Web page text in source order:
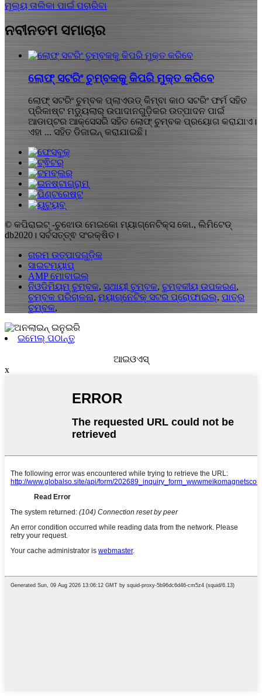
ମୂଲ୍ୟ ତାଲିକା ପାଇଁ ପଚାରିବା
ନବୀନତମ ସମାଚାର
ଲୋଫ୍ ସଟରିଂ ଚୁମ୍ବକକୁ କିପରି ମୁକ୍ତ କରିବେ
ଲୋଫ୍ ସଟରିଂ ଚୁମ୍ବକ ପ୍ଲାଏଉଡ୍ କିମ୍ବା କାଠ ସଟରିଂ ଫର୍ମ ସହିତ
ପ୍ରିକାଷ୍ଟ ମଡ୍ୟୁଲାର୍ ଉପାଦାନଗୁଡ଼ିକର ଉତ୍ପାଦନ ପାଇଁ
ଆଡାପ୍ଟର ଆକ୍ସେସରି ସହିତ ଲୋଫ୍ ଚୁମ୍ବକ ପ୍ରୟୋଗ କରାଯାଏ।
ଏହା ... ସହିତ ଡିଜାଇନ୍ କରାଯାଇଛି।
© କପିରାଇଟ୍ -ଚୁଝୋଉ ମେଇକୋ ମ୍ୟାଗ୍ନେଟିକ୍ସ କୋ., ଲିମିଟେଡ୍
db2020। ସର୍ବସତ୍ତ୍ଵ ସଂରକ୍ଷିତ।
ଗରମ ଉତ୍ପାଦଗୁଡ଼ିକ
ସାଇଟମ୍ୟାପ୍
AMP ମୋବାଇଲ୍
ନିଓଡିମିୟମ୍ ଚୁମ୍ବକ, ସ୍ଥାୟୀ ଚୁମ୍ବକ, ଚୁମ୍ବକୀୟ ଉପକରଣ,
ଚୁମ୍ବକ ପରିଚାଳନା, ମ୍ୟାଗ୍ନେଟିକ୍ ସଟର ପ୍ରୋଫାଇଲ୍, ପାତ୍ର
ଚୁମ୍ବକ,
ଇମେଲ୍ ପଠାନ୍ତୁ
ଆଇଓଏସ୍‌
x